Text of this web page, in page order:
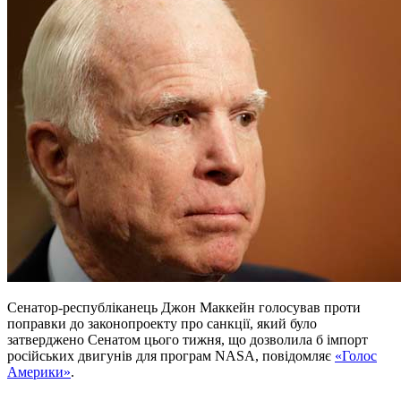
Сенатор-республіканець Джон Маккейн голосував проти
поправки до законопроекту про санкції, який було
затверджено Сенатом цього тижня, що дозволила б імпорт
російських двигунів для програм NASA, повідомляє «Голос
Америки».